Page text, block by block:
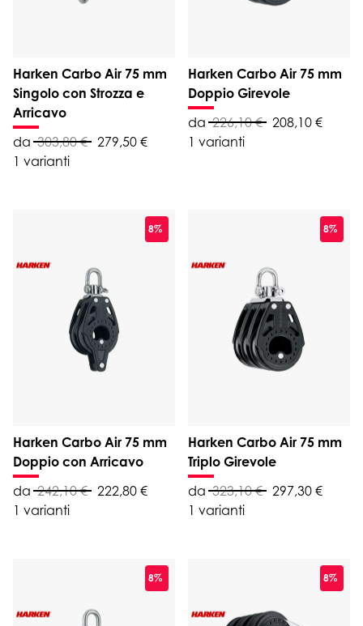
Harken Carbo Air 75 mm
Singolo con Strozza e
Arricavo
da 303,80 € 279,50 €
1 varianti
Harken Carbo Air 75 mm
Doppio Girevole
da 226,10 € 208,10 €
1 varianti
8%
Harken Carbo Air 75 mm
Doppio con Arricavo
da 242,10 € 222,80 €
1 varianti
8%
Harken Carbo Air 75 mm
Triplo Girevole
da 323,10 € 297,30 €
1 varianti
8% 8%